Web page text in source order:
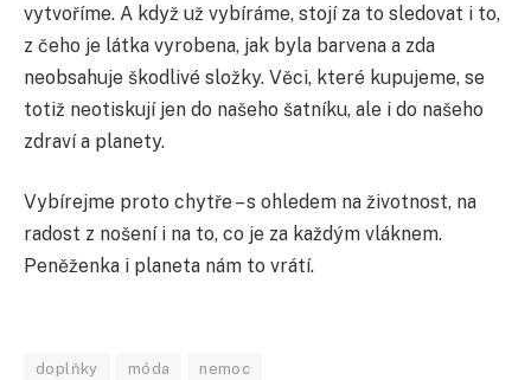
vytvoříme. A když už vybíráme, stojí za to sledovat i to,
z čeho je látka vyrobena, jak byla barvena a zda
neobsahuje škodlivé složky. Věci, které kupujeme, se
totiž neotiskují jen do našeho šatníku, ale i do našeho
zdraví a planety.
Vybírejme proto chytře – s ohledem na životnost, na
radost z nošení i na to, co je za každým vláknem.
Peněženka i planeta nám to vrátí.
doplňky móda nemoc